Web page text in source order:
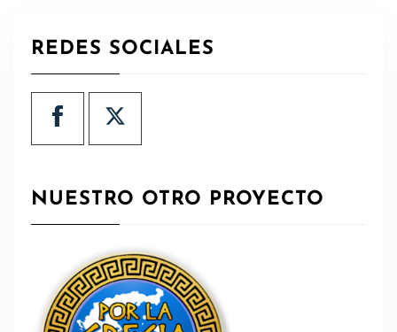
REDES SOCIALES
NUESTRO OTRO PROYECTO